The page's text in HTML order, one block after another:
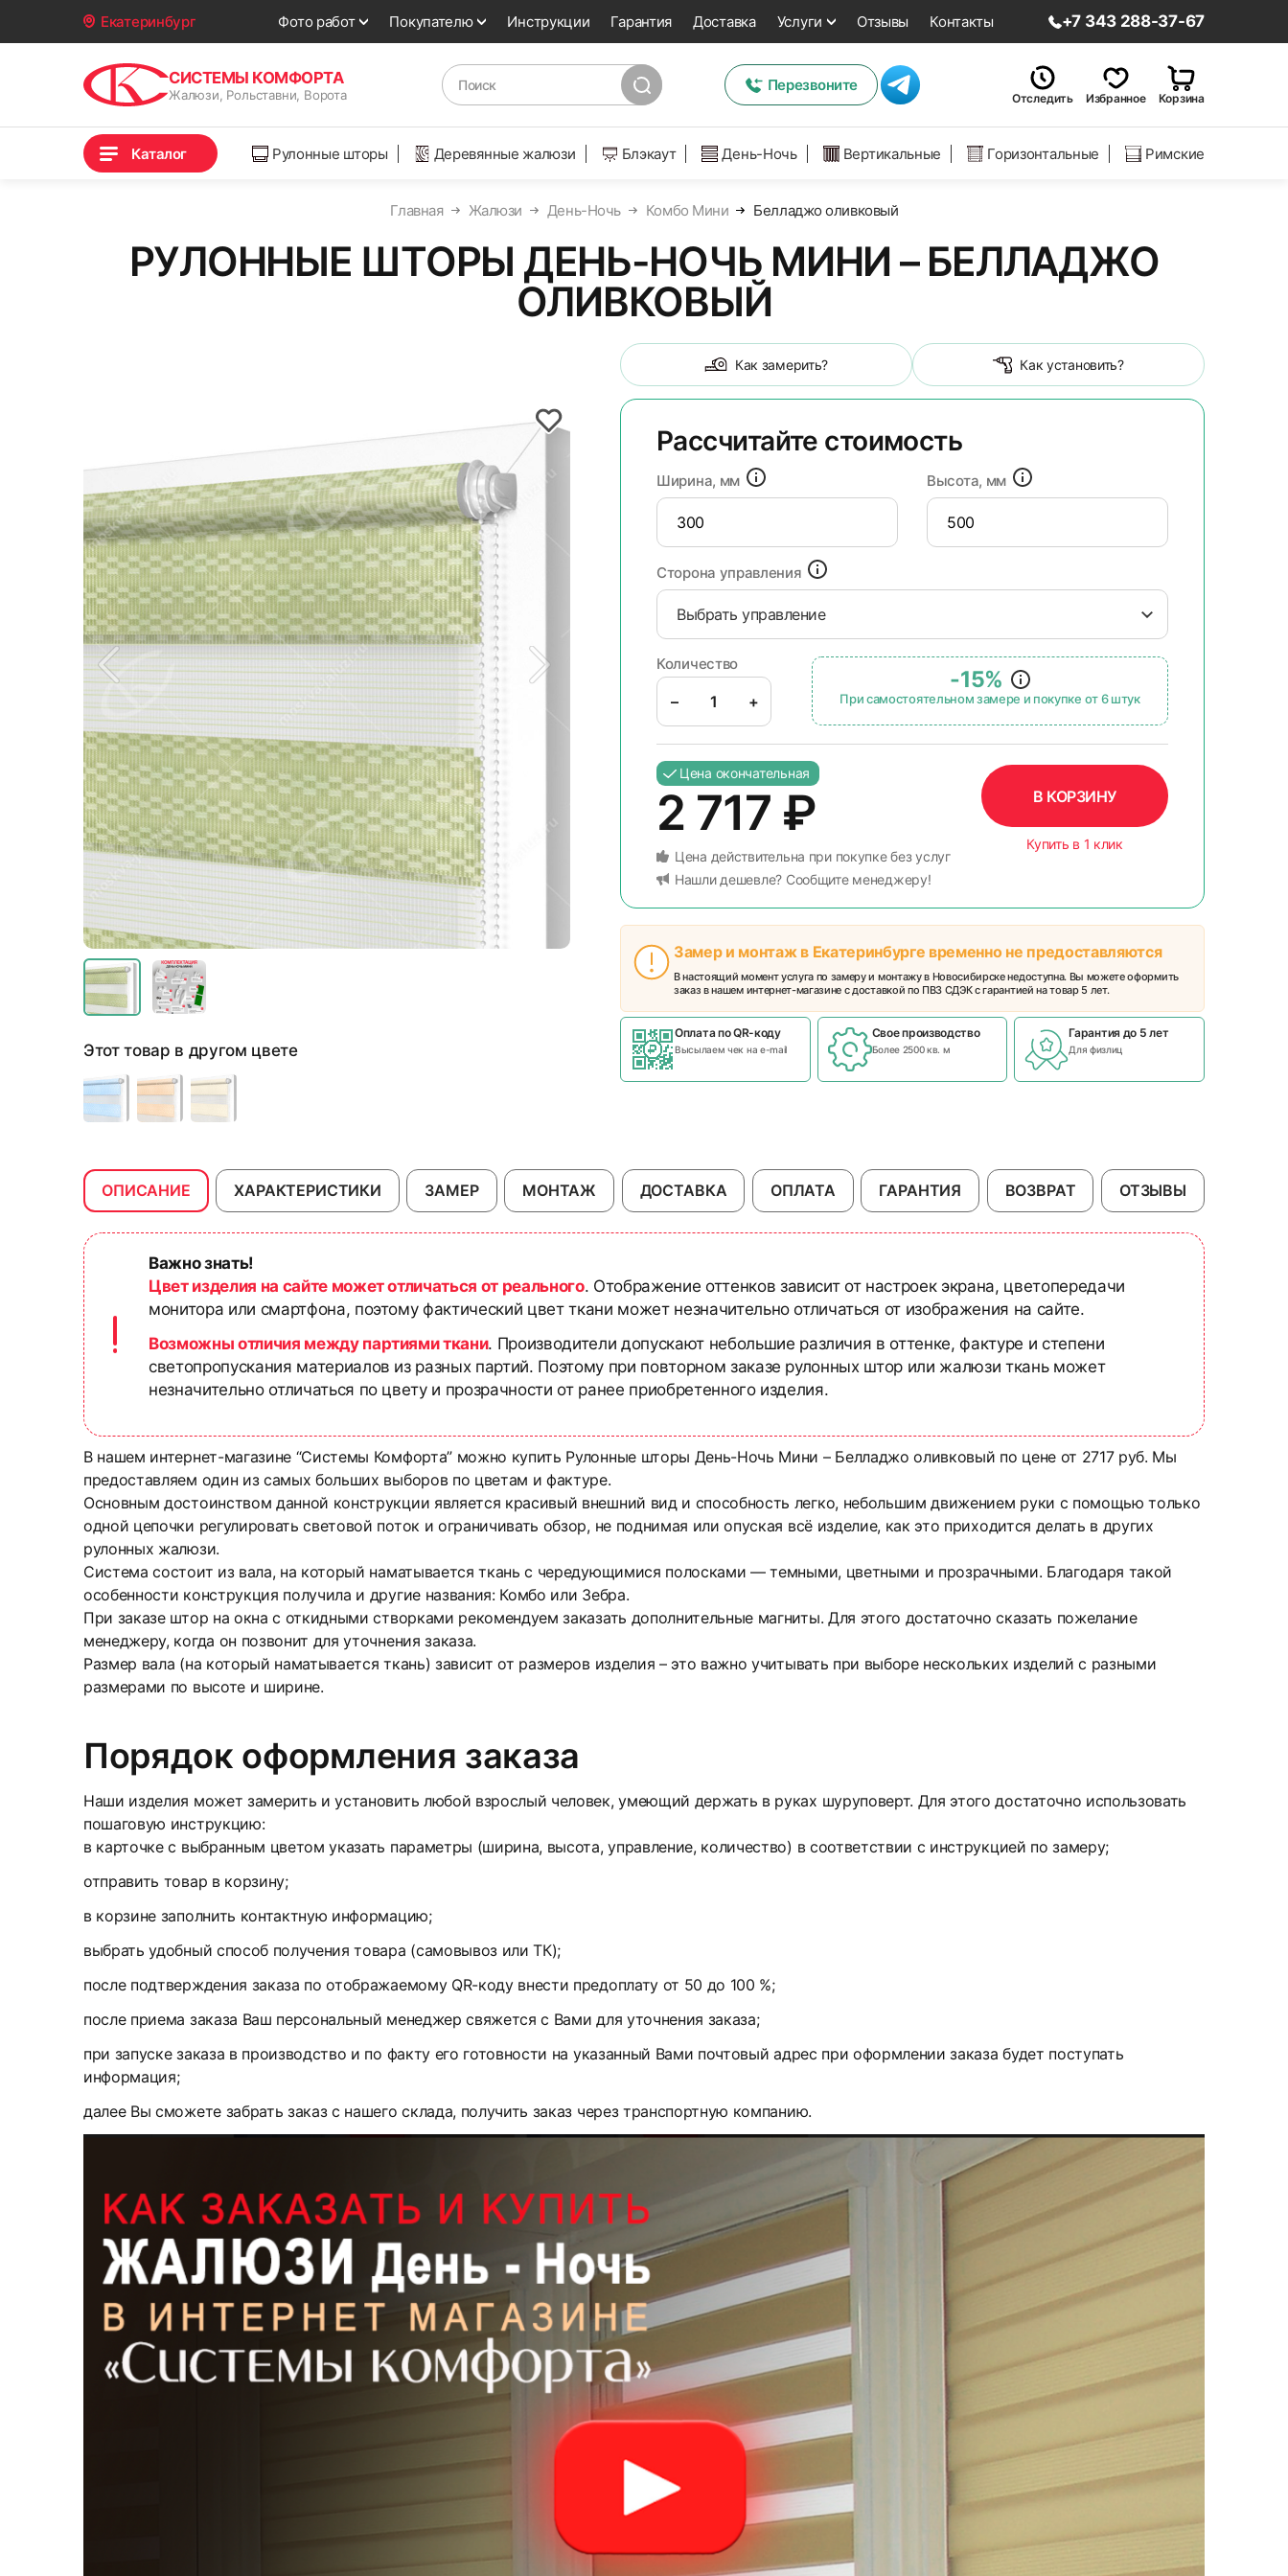
Екатеринбург Фото работ Покупателю Инструкции Гарантия Доставка Услуги Отзывы Контакты +7 343 288-37-67
СИСТЕМЫ КОМФОРТА
Жалюзи, Рольставни, Ворота
Перезвоните
Отследить Избранное Корзина
Каталог Рулонные шторы Деревянные жалюзи Блэкаут День-Ночь Вертикальные Горизонтальные Римские
Главная Жалюзи День-Ночь Комбо Мини Белладжо оливковый
РУЛОННЫЕ ШТОРЫ ДЕНЬ-НОЧЬ МИНИ – БЕЛЛАДЖО
ОЛИВКОВЫЙ
Как замерить? Как установить?
Этот товар в другом цвете
Рассчитайте стоимость
Ширина, мм Высота, мм
Сторона управления
Выбрать управление
Количество
– +
-15%
При самостоятельном замере и покупке от 6 штук
Цена окончательная
2 717 ₽
Цена действительна при покупке без услуг
Нашли дешевле? Сообщите менеджеру!
В КОРЗИНУ
Купить в 1 клик
Замер и монтаж в Екатеринбурге временно не предоставляются
В настоящий момент услуга по замеру и монтажу в Новосибирске недоступна. Вы можете оформить
заказ в нашем интернет-магазине с доставкой по ПВЗ СДЭК с гарантией на товар 5 лет.
Оплата по QR-коду
Высылаем чек на e-mail
Свое производство
Более 2500 кв. м
Гарантия до 5 лет
Для физлиц
ОПИСАНИЕ ХАРАКТЕРИСТИКИ ЗАМЕР МОНТАЖ ДОСТАВКА ОПЛАТА ГАРАНТИЯ ВОЗВРАТ ОТЗЫВЫ
Важно знать!
Цвет изделия на сайте может отличаться от реального. Отображение оттенков зависит от настроек экрана, цветопередачи
монитора или смартфона, поэтому фактический цвет ткани может незначительно отличаться от изображения на сайте.
Возможны отличия между партиями ткани. Производители допускают небольшие различия в оттенке, фактуре и степени
светопропускания материалов из разных партий. Поэтому при повторном заказе рулонных штор или жалюзи ткань может
незначительно отличаться по цвету и прозрачности от ранее приобретенного изделия.
В нашем интернет-магазине “Системы Комфорта” можно купить Рулонные шторы День-Ночь Мини – Белладжо оливковый по цене от 2717 руб. Мы
предоставляем один из самых больших выборов по цветам и фактуре.
Основным достоинством данной конструкции является красивый внешний вид и способность легко, небольшим движением руки с помощью только
одной цепочки регулировать световой поток и ограничивать обзор, не поднимая или опуская всё изделие, как это приходится делать в других
рулонных жалюзи.
Система состоит из вала, на который наматывается ткань с чередующимися полосками — темными, цветными и прозрачными. Благодаря такой
особенности конструкция получила и другие названия: Комбо или Зебра.
При заказе штор на окна с откидными створками рекомендуем заказать дополнительные магниты. Для этого достаточно сказать пожелание
менеджеру, когда он позвонит для уточнения заказа.
Размер вала (на который наматывается ткань) зависит от размеров изделия – это важно учитывать при выборе нескольких изделий с разными
размерами по высоте и ширине.
Порядок оформления заказа
Наши изделия может замерить и установить любой взрослый человек, умеющий держать в руках шуруповерт. Для этого достаточно использовать
пошаговую инструкцию:
в карточке с выбранным цветом указать параметры (ширина, высота, управление, количество) в соответствии с инструкцией по замеру;
отправить товар в корзину;
в корзине заполнить контактную информацию;
выбрать удобный способ получения товара (самовывоз или ТК);
после подтверждения заказа по отображаемому QR-коду внести предоплату от 50 до 100 %;
после приема заказа Ваш персональный менеджер свяжется с Вами для уточнения заказа;
при запуске заказа в производство и по факту его готовности на указанный Вами почтовый адрес при оформлении заказа будет поступать
информация;
далее Вы сможете забрать заказ с нашего склада, получить заказ через транспортную компанию.